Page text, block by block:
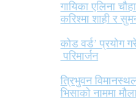
गायिका एलिना
करिश्मा शाही र
कोड वर्ड’ प्रयोग
परिमार्जन
त्रिभुवन
भिसाको नाममा